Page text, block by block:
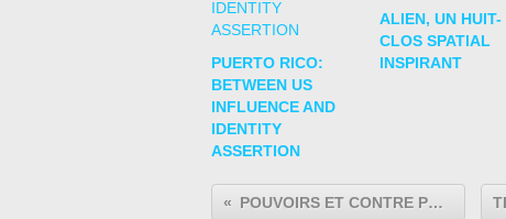
PUERTO RICO:
BETWEEN US
INFLUENCE AND
IDENTITY
ASSERTION
ALIEN, UN HUIT-
CLOS SPATIAL
INSPIRANT
POUVOIRS ET CONTRE POUVOIRS